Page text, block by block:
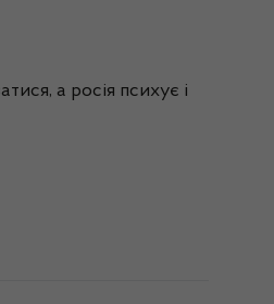
а росія психує і